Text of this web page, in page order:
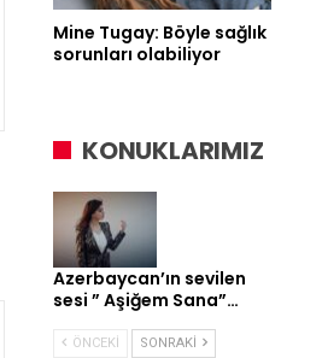
Mine Tugay: Böyle sağlık
sorunları olabiliyor
KONUKLARIMIZ
Azerbaycan’ın sevilen
sesi ” Aşiğem Sana”…
ÖNCEKI SONRAKI